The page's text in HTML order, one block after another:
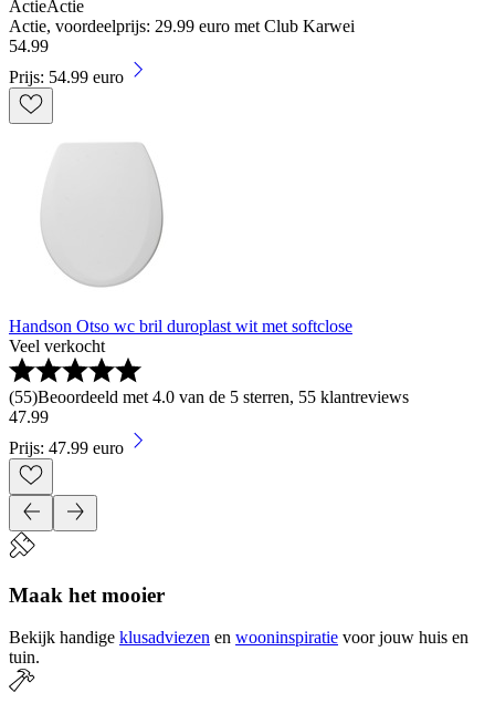
ActieActie
Actie, voordeelprijs: 29.99 euro met Club Karwei
54.99
Prijs: 54.99 euro
Handson Otso wc bril duroplast wit met softclose
Veel verkocht
(55)Beoordeeld met 4.0 van de 5 sterren, 55 klantreviews
47.99
Prijs: 47.99 euro
Maak het mooier
Bekijk handige klusadviezen en wooninspiratie voor jouw huis en
tuin.